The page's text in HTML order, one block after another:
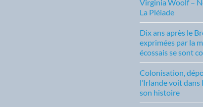
Virginia Woolf –
La Pléiade
Dix ans après le
exprimées par la
écossais se sont
Colonisation,
l’Irlande voit dans
son histoire